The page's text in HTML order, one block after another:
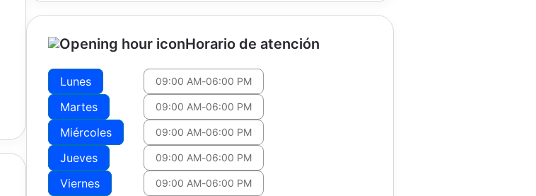
Horario de atención
Lunes 09:00 AM-06:00 PM
Martes 09:00 AM-06:00 PM
Miércoles 09:00 AM-06:00 PM
Jueves 09:00 AM-06:00 PM
Viernes 09:00 AM-06:00 PM